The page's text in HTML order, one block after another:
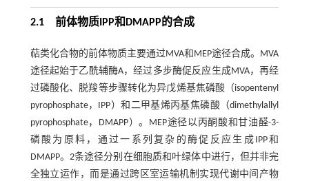
2.1前体物质IPP和 DMAPP 的合成
萜类化合物的前体物质主要通过MVA和MEP途径合成。MVA
途径起始于乙酰辅酶A，经过多步酶促反应生成MVA，再经
过磷酸化、脱羧等步骤转化为异戊烯基焦磷酸（isopentenyl
pyrophosphate，IPP）和二甲基烯丙基焦磷酸（dimethylallyl
pyrophosphate，DMAPP）。MEP途径以丙酮酸和甘油醛-3-
磷酸为原料，通过一系列复杂的酶促反应生成IPP和
DMAPP。2条途径分别在细胞质和叶绿体中进行，但并非完
全独立运作，而是通过跨区室运输机制实现代谢中间产物